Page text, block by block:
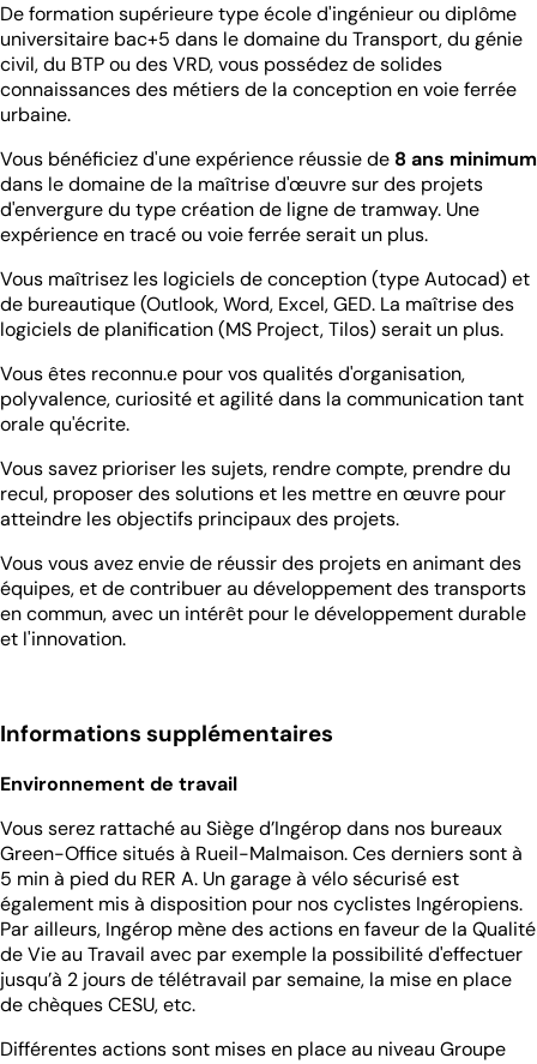
De formation supérieure type école d'ingénieur ou diplôme
universitaire bac+5 dans le domaine du Transport, du génie
civil, du BTP ou des VRD, vous possédez de solides
connaissances des métiers de la conception en voie ferrée
urbaine.
Vous bénéficiez d'une expérience réussie de 8 ans minimum
dans le domaine de la maîtrise d'œuvre sur des projets
d'envergure du type création de ligne de tramway. Une
expérience en tracé ou voie ferrée serait un plus.
Vous maîtrisez les logiciels de conception (type Autocad) et
de bureautique (Outlook, Word, Excel, GED. La maîtrise des
logiciels de planification (MS Project, Tilos) serait un plus.
Vous êtes reconnu.e pour vos qualités d'organisation,
polyvalence, curiosité et agilité dans la communication tant
orale qu'écrite.
Vous savez prioriser les sujets, rendre compte, prendre du
recul, proposer des solutions et les mettre en œuvre pour
atteindre les objectifs principaux des projets.
Vous vous avez envie de réussir des projets en animant des
équipes, et de contribuer au développement des transports
en commun, avec un intérêt pour le développement durable
et l'innovation.
Informations supplémentaires
Environnement de travail
Vous serez rattaché au Siège d’Ingérop dans nos bureaux
Green-Office situés à Rueil-Malmaison. Ces derniers sont à
5 min à pied du RER A. Un garage à vélo sécurisé est
également mis à disposition pour nos cyclistes Ingéropiens.
Par ailleurs, Ingérop mène des actions en faveur de la Qualité
de Vie au Travail avec par exemple la possibilité d'effectuer
jusqu’à 2 jours de télétravail par semaine, la mise en place
de chèques CESU, etc.
Différentes actions sont mises en place au niveau Groupe